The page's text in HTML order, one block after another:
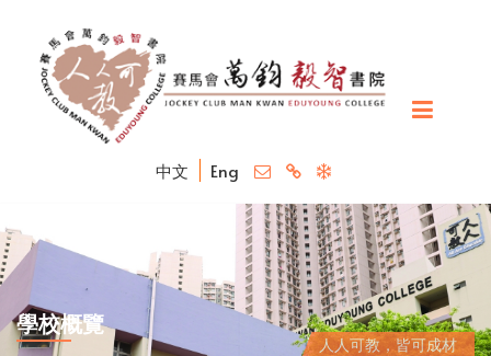
中文 Eng
人人可教，皆可成材
學校概覽